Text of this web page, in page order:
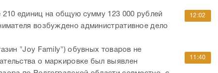
единиц на общую сумму 123 000 рублей
возбуждено административное дело
"Joy Family") обувных товаров не
о маркировке был выявлен
12:02
11:40